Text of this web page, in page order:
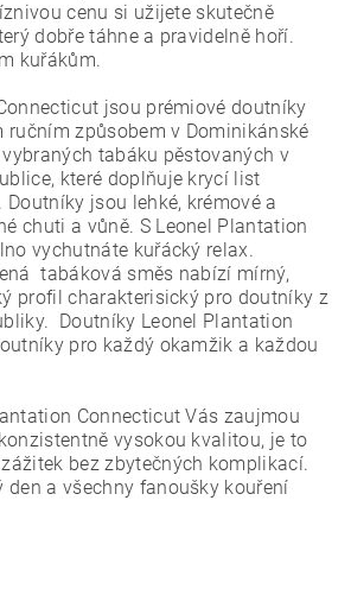
cenu si užijete skutečně
dobře táhne a pravidelně hoří.
kuřákům.
jsou prémiové doutníky
ručním způsobem v Dominikánské
tabáku pěstovaných v
které doplňuje krycí list
Doutníky jsou lehké, krémové a
chuti a vůně. S Leonel Plantation
vychutnáte kuřácký relax.
tabáková směs nabízí mírný,
profil charakterisický pro doutníky z
Doutníky Leonel Plantation
pro každý okamžik a každou
Connecticut Vás zaujmou
vysokou kvalitou, je to
bez zbytečných komplikací.
den a všechny fanoušky kouření